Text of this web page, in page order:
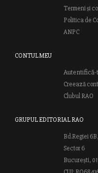
Termeni și
Politica de
ANPC
CONTUL MEU
Autentifică-
Creează cont
Clubul RAO
GRUPUL EDITORIAL RAO
Bd.Regiei
Sector 6
București,